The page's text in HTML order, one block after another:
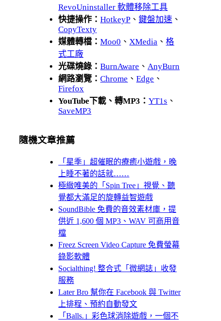
RevoUninstaller 軟體移除工具
快捷操作：HotkeyP 、鍵盤加速 、
CopyTexty
媒體轉檔：Moo0 、 XMedia 、格
式工廠
光碟燒錄：BurnAware 、 AnyBurn
網路瀏覽：Chrome 、Edge 、
Firefox
YouTube下載、轉MP3：YT1s 、
SaveMP3
隨機文章推薦
「星季」超催眠的療癒小遊戲，晚
上睡不著的話就……
極緻唯美的「Spin Tree」視覺、聽
覺都大滿足的旋轉益智遊戲
SoundBible 免費的音效素材庫，提
供近 1,600 個 MP3、WAV 可商用音
檔
Freez Screen Video Capture 免費螢幕
錄影軟體
Socialthing! 整合式「微網誌」收發
服務
Later Bro 幫你在 Facebook 與 Twitter
上排程、預約自動發文
「Balls.」彩色球消除遊戲，一個不